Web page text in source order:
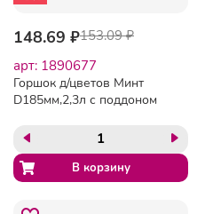
148.69 ₽153.09 ₽
арт: 1890677
Горшок д/цветов Минт
D185мм,2,3л с поддоном
221612025